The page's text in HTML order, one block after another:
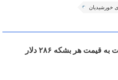
خورشیدیان
قیمت هر بشکه ۲۸۶ دلار